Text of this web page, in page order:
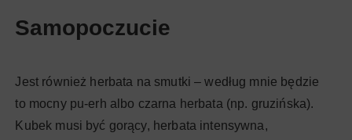
Samopoczucie
Jest również herbata na smutki – według mnie będzie
to mocny pu-erh albo czarna herbata (np. gruzińska).
Kubek musi być gorący, herbata intensywna,